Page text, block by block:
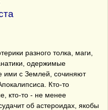
разного толка, маги,
одержимые
ими с Землей, сочиняют
Кто-то
кто-то - не менее
об астероидах, якобы